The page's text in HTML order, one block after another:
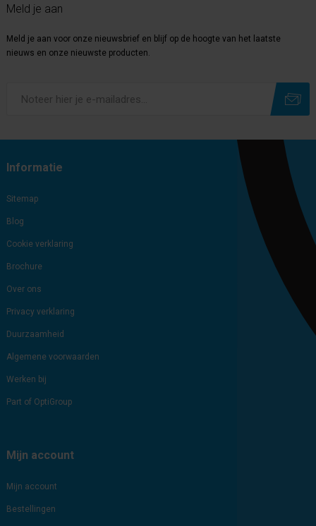
Meld je aan
Meld je aan voor onze nieuwsbrief en blijf op de hoogte van het laatste
nieuws en onze nieuwste producten.
Informatie
Sitemap
Blog
Cookie verklaring
Brochure
Over ons
Privacy verklaring
Duurzaamheid
Algemene voorwaarden
Werken bij
Part of OptiGroup
Mijn account
Mijn account
Bestellingen